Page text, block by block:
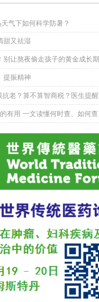
气下如何科学防暑？
甜又祛湿
别让熬夜偷走孩子的黄金成长期
提振精神
抗老？算不算智商税？医生提醒
有用 一文读懂何时查、如何查